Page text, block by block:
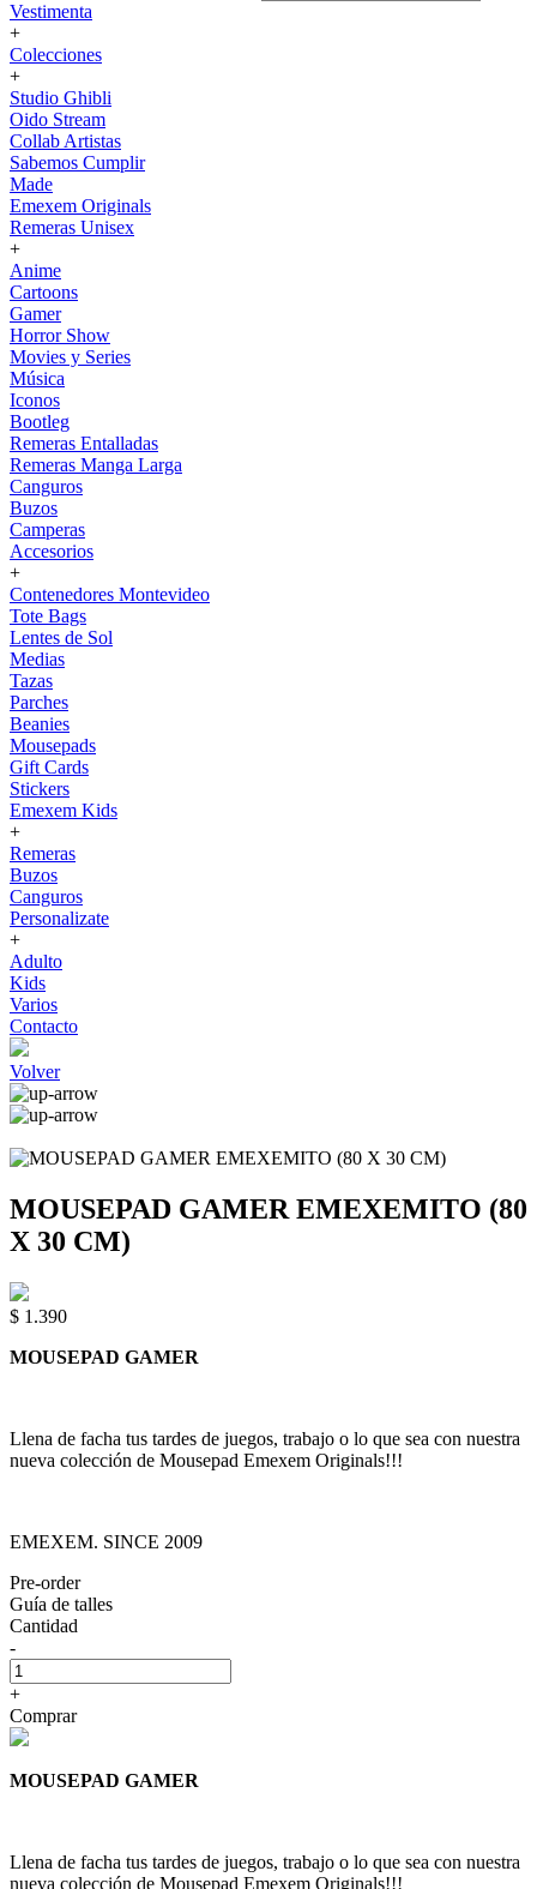
Vestimenta
+
Colecciones
+
Studio Ghibli
Oido Stream
Collab Artistas
Sabemos Cumplir
Made
Emexem Originals
Remeras Unisex
+
Anime
Cartoons
Gamer
Horror Show
Movies y Series
Música
Iconos
Bootleg
Remeras Entalladas
Remeras Manga Larga
Canguros
Buzos
Camperas
Accesorios
+
Contenedores Montevideo
Tote Bags
Lentes de Sol
Medias
Tazas
Parches
Beanies
Mousepads
Gift Cards
Stickers
Emexem Kids
+
Remeras
Buzos
Canguros
Personalizate
+
Adulto
Kids
Varios
Contacto
Volver
MOUSEPAD GAMER EMEXEMITO (80
X 30 CM)
$ 1.390
MOUSEPAD GAMER
Llena de facha tus tardes de juegos, trabajo o lo que sea con nuestra
nueva colección de Mousepad Emexem Originals!!!
EMEXEM. SINCE 2009
Pre-order
Guía de talles
Cantidad
-
+
Comprar
MOUSEPAD GAMER
Llena de facha tus tardes de juegos, trabajo o lo que sea con nuestra
nueva colección de Mousepad Emexem Originals!!!